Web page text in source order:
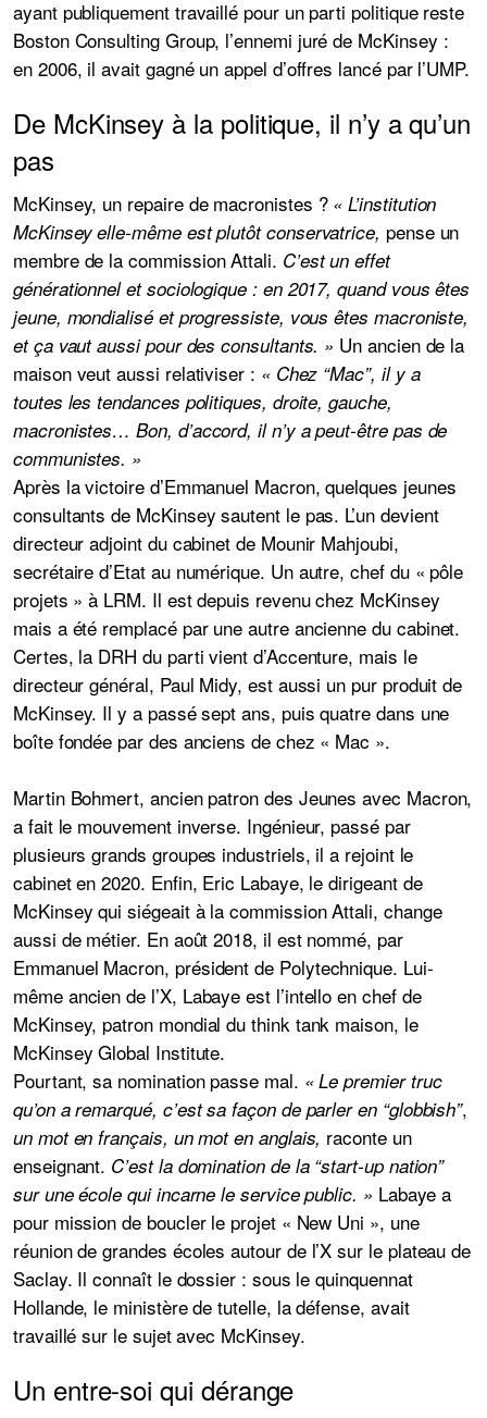
ayant publiquement travaillé pour un parti politique reste
Boston Consulting Group, l’ennemi juré de McKinsey :
en 2006, il avait gagné un appel d’offres lancé par l’UMP.
De McKinsey à la politique, il n’y a qu’un
pas
McKinsey, un repaire de macronistes ? « L’institution
McKinsey elle-même est plutôt conservatrice, pense un
membre de la commission Attali. C’est un effet
générationnel et sociologique : en 2017, quand vous êtes
jeune, mondialisé et progressiste, vous êtes macroniste,
et ça vaut aussi pour des consultants. » Un ancien de la
maison veut aussi relativiser : « Chez “Mac”, il y a
toutes les tendances politiques, droite, gauche,
macronistes… Bon, d’accord, il n’y a peut-être pas de
communistes. »
Après la victoire d’Emmanuel Macron, quelques jeunes
consultants de McKinsey sautent le pas. L’un devient
directeur adjoint du cabinet de Mounir Mahjoubi,
secrétaire d’Etat au numérique. Un autre, chef du « pôle
projets » à LRM. Il est depuis revenu chez McKinsey
mais a été remplacé par une autre ancienne du cabinet.
Certes, la DRH du parti vient d’Accenture, mais le
directeur général, Paul Midy, est aussi un pur produit de
McKinsey. Il y a passé sept ans, puis quatre dans une
boîte fondée par des anciens de chez « Mac ».
Martin Bohmert, ancien patron des Jeunes avec Macron,
a fait le mouvement inverse. Ingénieur, passé par
plusieurs grands groupes industriels, il a rejoint le
cabinet en 2020. Enfin, Eric Labaye, le dirigeant de
McKinsey qui siégeait à la commission Attali, change
aussi de métier. En août 2018, il est nommé, par
Emmanuel Macron, président de Polytechnique. Lui-
même ancien de l’X, Labaye est l’intello en chef de
McKinsey, patron mondial du think tank maison, le
McKinsey Global Institute.
Pourtant, sa nomination passe mal. « Le premier truc
qu’on a remarqué, c’est sa façon de parler en “globbish”,
un mot en français, un mot en anglais, raconte un
enseignant. C’est la domination de la “start-up nation”
sur une école qui incarne le service public. » Labaye a
pour mission de boucler le projet « New Uni », une
réunion de grandes écoles autour de l’X sur le plateau de
Saclay. Il connaît le dossier : sous le quinquennat
Hollande, le ministère de tutelle, la défense, avait
travaillé sur le sujet avec McKinsey.
Un entre-soi qui dérange